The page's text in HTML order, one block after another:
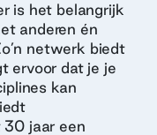
is het belangrijk
anderen én
netwerk biedt
ervoor dat je je
kan
30 jaar een